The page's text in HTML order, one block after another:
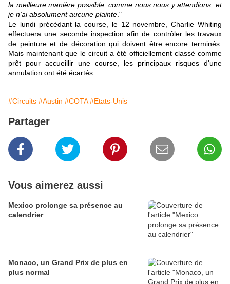
la meilleure manière possible, comme nous nous y attendions, et
je n'ai absolument aucune plainte ."
Le lundi précédant la course, le 12 novembre, Charlie Whiting
effectuera une seconde inspection afin de contrôler les travaux
de peinture et de décoration qui doivent être encore terminés.
Mais maintenant que le circuit a été officiellement classé comme
prêt pour accueillir une course, les principaux risques d'une
annulation ont été écartés.
#Circuits #Austin #COTA #Etats-Unis
Partager
Vous aimerez aussi
Mexico prolonge sa présence au
calendrier
Monaco, un Grand Prix de plus en
plus normal